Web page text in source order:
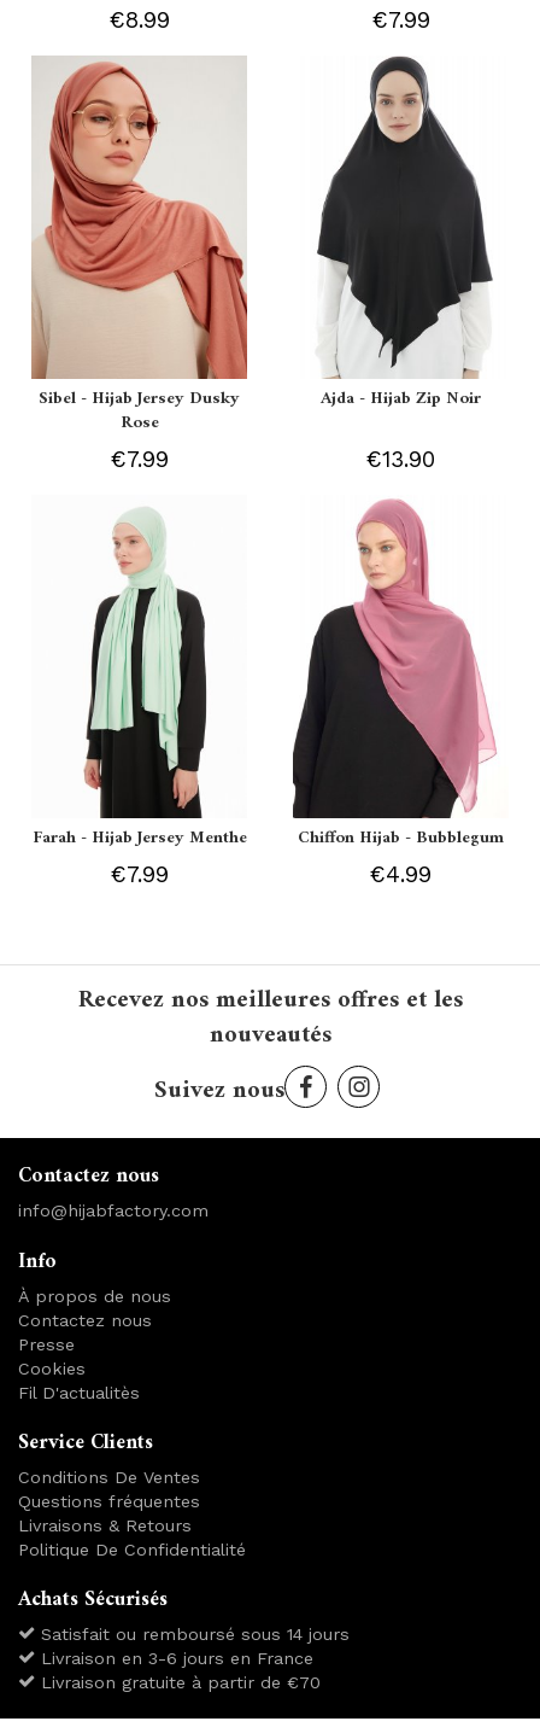
€8.99 €7.99
Sibel - Hijab Jersey Dusky
Rose
€7.99
Ajda - Hijab Zip Noir
€13.90
Farah - Hijab Jersey Menthe
€7.99
Chiffon Hijab - Bubblegum
€4.99
Recevez nos meilleures offres et les
nouveautés
Suivez nous
Contactez nous
info@hijabfactory.com
Info
À propos de nous
Contactez nous
Presse
Cookies
Fil D'actualitès
Service Clients
Conditions De Ventes
Questions fréquentes
Livraisons & Retours
Politique De Confidentialité
Achats Sécurisés
Satisfait ou remboursé sous 14 jours
Livraison en 3-6 jours en France
Livraison gratuite à partir de €70